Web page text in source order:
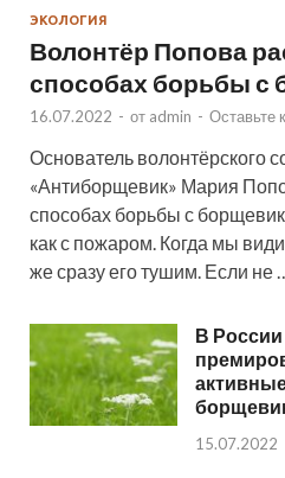
ЭКОЛОГИЯ
Волонтёр Попова
способах борьбы с
16.07.2022 - от admin - Оставьте
Основатель волонтёрского
«Антиборщевик» Мария
способах борьбы с
как с пожаром. Когда мы
же сразу его тушим. Если не …
В
15.07.2022